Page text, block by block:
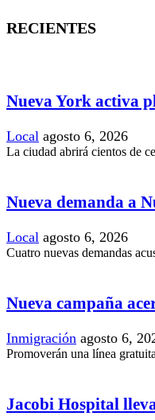
RECIENTES
Nueva York activa
Local agosto 6, 2026
La ciudad abrirá cientos de
Nueva demanda a
Local agosto 6, 2026
Cuatro nuevas demandas
Nueva campaña
Inmigración agosto 6,
Promoverán una línea
Jacobi Hospital